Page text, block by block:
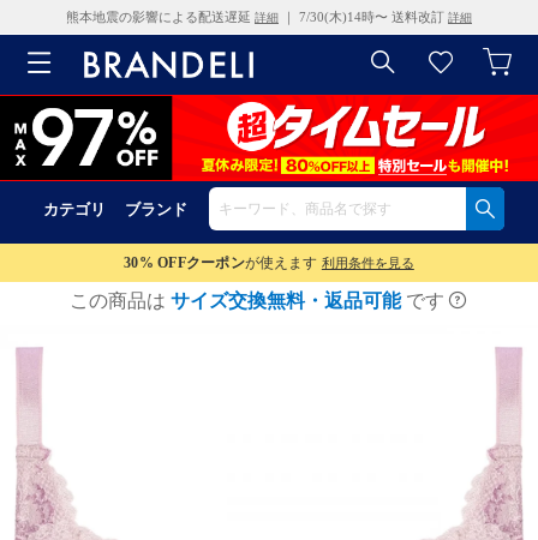
熊本地震の影響による配送遅延 詳細 ｜ 7/30(木)14時〜 送料改訂 詳細
カテゴリ ブランド
30% OFFクーポンが使えます 利用条件を見る
この商品は サイズ交換無料・返品可能 です